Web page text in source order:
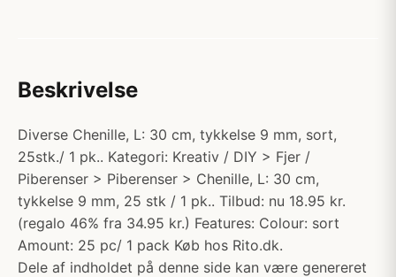
Beskrivelse
Diverse Chenille, L: 30 cm, tykkelse 9 mm, sort,
25stk./ 1 pk.. Kategori: Kreativ / DIY > Fjer /
Piberenser > Piberenser > Chenille, L: 30 cm,
tykkelse 9 mm, 25 stk / 1 pk.. Tilbud: nu 18.95 kr.
(regalo 46% fra 34.95 kr.) Features: Colour: sort
Amount: 25 pc/ 1 pack Køb hos Rito.dk.
Dele af indholdet på denne side kan være genereret